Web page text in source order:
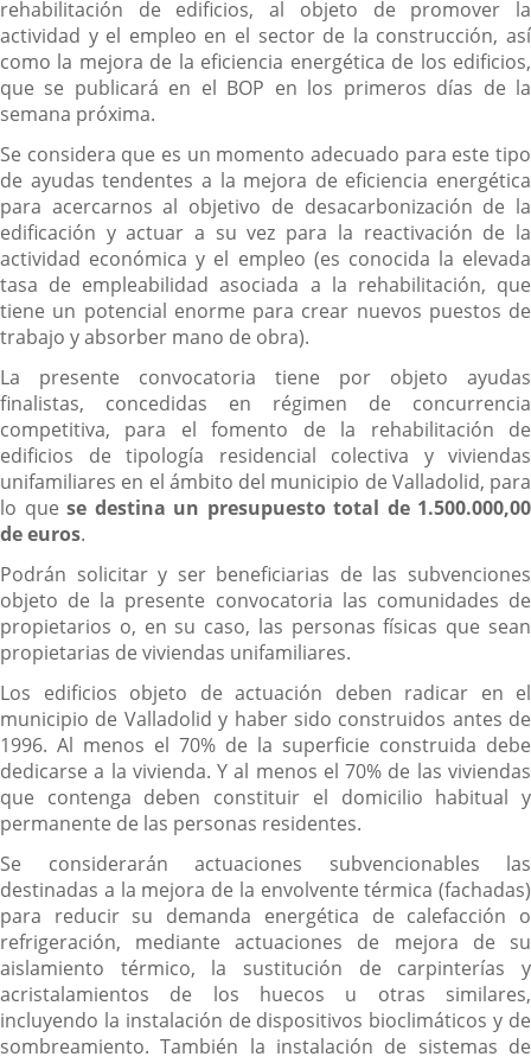
rehabilitación de edificios, al objeto de promover la
actividad y el empleo en el sector de la construcción, así
como la mejora de la eficiencia energética de los edificios,
que se publicará en el BOP en los primeros días de la
semana próxima.
Se considera que es un momento adecuado para este tipo
de ayudas tendentes a la mejora de eficiencia energética
para acercarnos al objetivo de desacarbonización de la
edificación y actuar a su vez para la reactivación de la
actividad económica y el empleo (es conocida la elevada
tasa de empleabilidad asociada a la rehabilitación, que
tiene un potencial enorme para crear nuevos puestos de
trabajo y absorber mano de obra).
La presente convocatoria tiene por objeto ayudas
finalistas, concedidas en régimen de concurrencia
competitiva, para el fomento de la rehabilitación de
edificios de tipología residencial colectiva y viviendas
unifamiliares en el ámbito del municipio de Valladolid, para
lo que se destina un presupuesto total de 1.500.000,00
de euros.
Podrán solicitar y ser beneficiarias de las subvenciones
objeto de la presente convocatoria las comunidades de
propietarios o, en su caso, las personas físicas que sean
propietarias de viviendas unifamiliares.
Los edificios objeto de actuación deben radicar en el
municipio de Valladolid y haber sido construidos antes de
1996. Al menos el 70% de la superficie construida debe
dedicarse a la vivienda. Y al menos el 70% de las viviendas
que contenga deben constituir el domicilio habitual y
permanente de las personas residentes.
Se considerarán actuaciones subvencionables las
destinadas a la mejora de la envolvente térmica (fachadas)
para reducir su demanda energética de calefacción o
refrigeración, mediante actuaciones de mejora de su
aislamiento térmico, la sustitución de carpinterías y
acristalamientos de los huecos u otras similares,
incluyendo la instalación de dispositivos bioclimáticos y de
sombreamiento. También la instalación de sistemas de